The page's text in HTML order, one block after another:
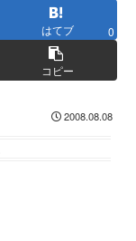
はてブ 0
コピー
2008.08.08